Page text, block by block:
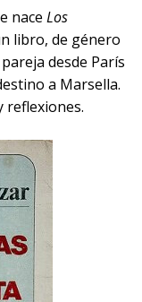
nace Los
libro, de género
desde París
a Marsella.
reflexiones.